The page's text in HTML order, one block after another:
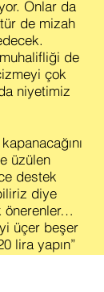
Onlar da
de mizah
muhalifliği de
çok
niyetimiz
üzülen
destek
diye
önerenler…
üçer beşer
lira yapın”